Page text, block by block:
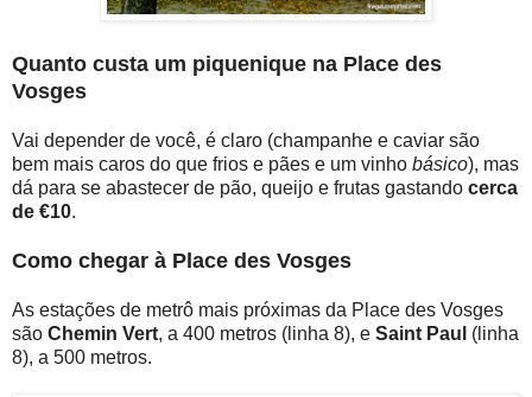
Quanto custa um piquenique na Place des
Vosges
Vai depender de você, é claro (champanhe e caviar são
bem mais caros do que frios e pães e um vinho básico), mas
dá para se abastecer de pão, queijo e frutas gastando cerca
de €10.
Como chegar à Place des Vosges
As estações de metrô mais próximas da Place des Vosges
são Chemin Vert, a 400 metros (linha 8), e Saint Paul (linha
8), a 500 metros.